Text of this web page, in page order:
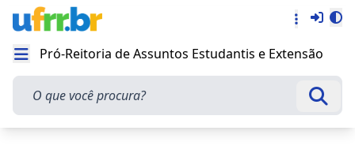
Abrir menu
Pró-Reitoria de Assuntos Estudantis e Extensão
O que você procura?